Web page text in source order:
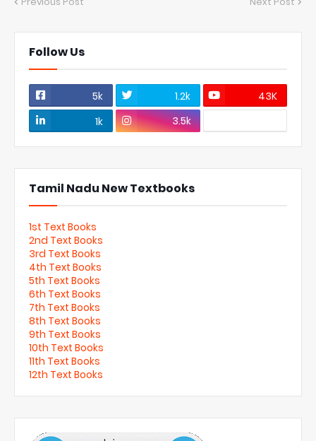
Follow Us
5k 1.2k
43K
1k
3.5k
Tamil Nadu New Textbooks
1st Text Books
2nd Text Books
3rd Text Books
4th Text Books
5th Text Books
6th Text Books
7th Text Books
8th Text Books
9th Text Books
10th Text Books
11th Text Books
12th Text Books